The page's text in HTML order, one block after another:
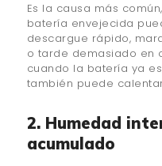
Es la causa más
batería envejecida
descargue rápido,
o tarde demasiado en
cuando la batería ya
también puede
2. Humedad
acumulado